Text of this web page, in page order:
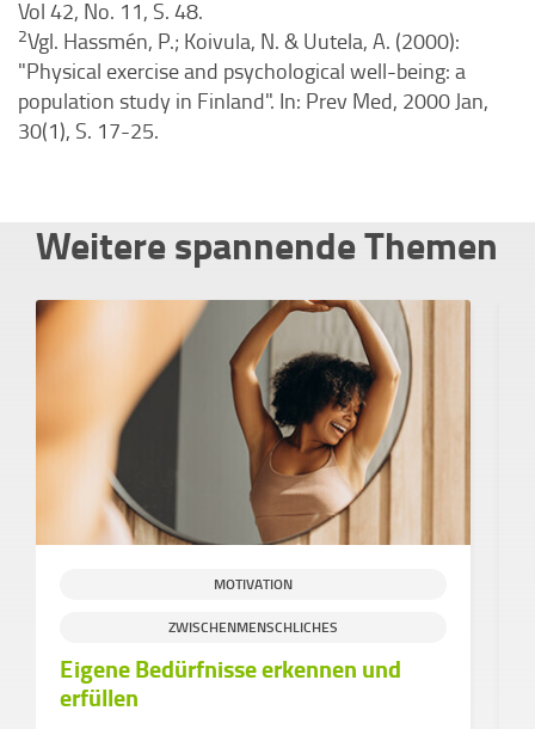
Vol 42, No. 11, S. 48.
2Vgl. Hassmén, P.; Koivula, N. & Uutela, A. (2000):
"Physical exercise and psychological well-being: a
population study in Finland". In: Prev Med, 2000 Jan,
30(1), S. 17-25.
Weitere spannende Themen
MOTIVATION
ZWISCHENMENSCHLICHES
Eigene Bedürfnisse erkennen und
erfüllen